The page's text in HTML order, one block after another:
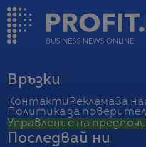
Връзки
Контакти РекламаЗа
Политика за
Управление на
Последвай ни